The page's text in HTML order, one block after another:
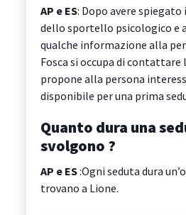
AP e ES: Dopo avere
dello sportello psicologico e
qualche informazione alla
Fosca si occupa di contattare
propone alla persona
disponibile per una prima
Quanto dura una
svolgono ?
AP e ES:Ogni seduta dura
trovano a Lione.